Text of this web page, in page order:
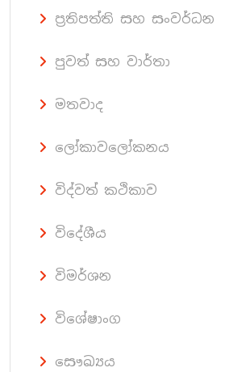
ප්‍රතිපත්ති සහ සංවර්ධන
පුවත් සහ වාර්තා
මතවාද
ලෝකාවලෝකනය
විද්වත් කථිකාව
විදේශීය
විමර්ශන
විශේෂාංග
සෞඛ්‍යය